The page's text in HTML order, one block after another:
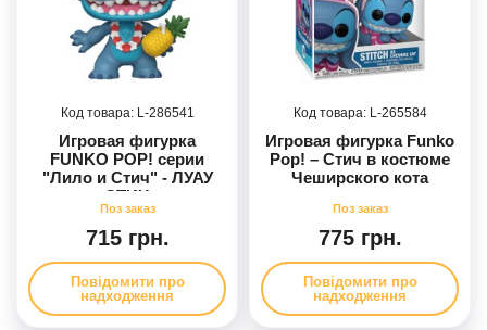
286541
Игровая фигурка
FUNKO POP! серии
"Лило и Стич" - ЛУАУ
СТИЧ
715 грн.
Повідомити про
надходження
265584
Игровая фигурка Funko
Pop! – Стич в костюме
Чеширского кота
775 грн.
Повідомити про
надходження